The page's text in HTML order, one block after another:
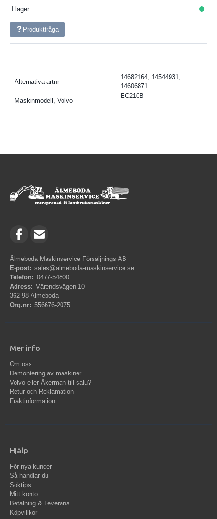
I lager
Produktfråga
Alternativa artnr
14682164, 14544931,
14606871
Maskinmodell, Volvo
EC210B
Älmeboda Maskinservice Försäljnings AB
E-post: sales@almeboda-maskinservice.se
Telefon: 0477-54800
Adress: Värendsvägen 10
362 98 Älmeboda
Org.nr: 556676-2075
Mer info
Om oss
Demontering av maskiner
Volvo eller Åkerman till salu?
Retur och Reklamation
Fraktinformation
Hjälp
För nya kunder
Så handlar du
Söktips
Mitt konto
Betalning & Leverans
Köpvillkor